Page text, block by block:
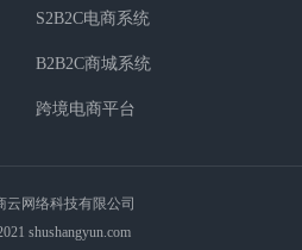
S2B2C电商系统
B2B2C商城系统
跨境电商平台
云网络科技有限公司
shushangyun.com